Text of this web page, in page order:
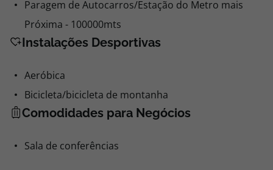
Paragem de Autocarros/Estação do Metro mais
Próxima - 100000mts
Instalações Desportivas
Aeróbica
Bicicleta/bicicleta de montanha
Comodidades para Negócios
Sala de conferências